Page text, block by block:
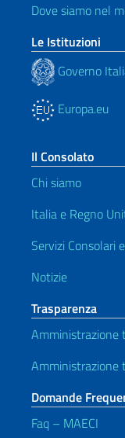
Dove siamo nel
Le Istituzioni
Governo
Europa.eu
Il Consolato
Chi siamo
Italia e Regno
Servizi Consolari
Notizie
Trasparenza
Amministrazione
Amministrazione
Domande
Faq – MAECI